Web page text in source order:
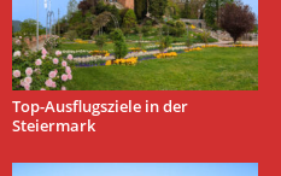
Top-Ausflugsziele in der
Steiermark